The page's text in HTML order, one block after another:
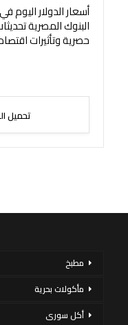
أسعار الدولار اليوم في
البنوك المصرية
حصرية وتأثيرات
تحميل
مطبخ
مأكولات بحرية
أكل سورى